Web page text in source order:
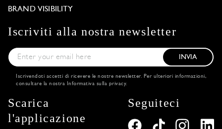
BRAND VISIBILITY
Iscriviti alla nostra newsletter
INVIA
Iscrivendoti accetti di ricevere le nostre newsletter. Per ulteriori informazioni,
consultare la nostra
Informativa sulla privacy.
Scarica
l'applicazione
Seguiteci